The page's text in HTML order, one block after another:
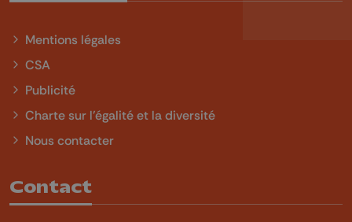
Mentions légales
CSA
Publicité
Charte sur l'égalité et la diversité
Nous contacter
Contact